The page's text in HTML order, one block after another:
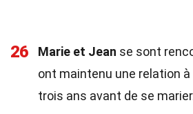
26 Marie et Jean se sont
ont maintenu une relation
trois ans avant de se